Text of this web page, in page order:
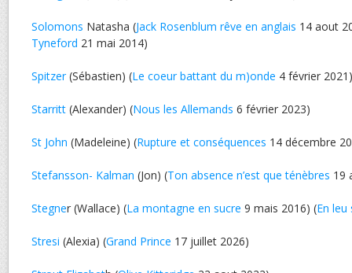
Solomons Natasha (Jack Rosenblum rêve en anglais 14 aout
Tyneford 21 mai 2014)
Spitzer(Sébastien) (Le coeur battant du m)onde 4 février 2021)
Starritt (Alexander) (Nous les Allemands 6 février 2023)
St John (Madeleine) (Rupture et conséquences 14 décembre
Stefansson- Kalman (Jon) (Ton absence n’est que ténèbres 19
Stegner (Wallace) (La montagne en sucre 9 mais 2016) (En leu
Stresi (Alexia) (Grand Prince 17 juillet 2026)